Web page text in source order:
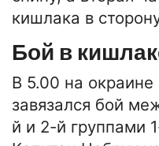
кишлака в
Бой в
В 5.00 на
завязался бой
й и 2-й группами